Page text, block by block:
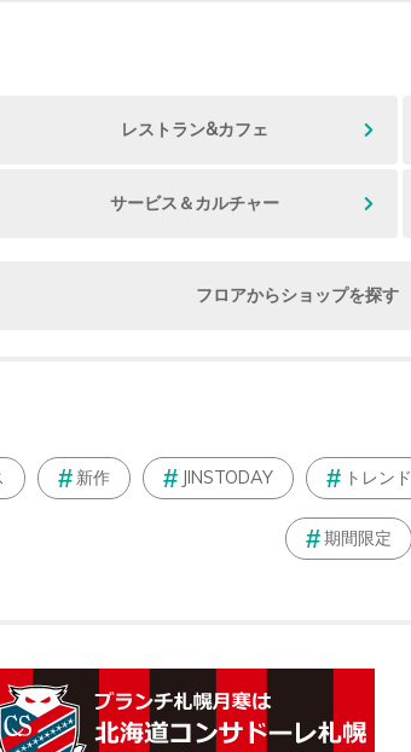
レストラン&カフェ
サービス＆カルチャー
フロアからショップを探す
新作 JINSTODAY トレンド
期間限定